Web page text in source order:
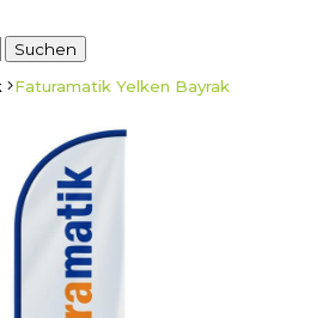
Faturamatik Yelken Bayrak